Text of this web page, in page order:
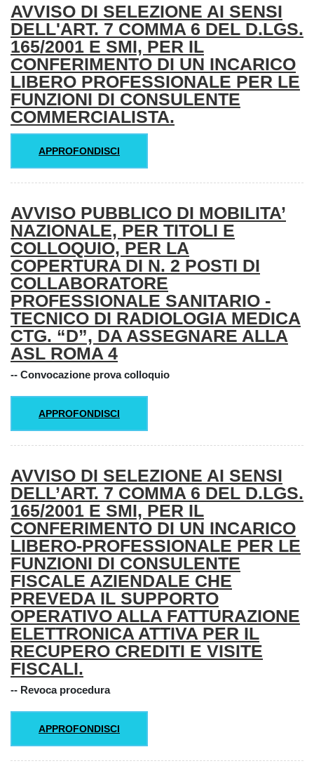
AVVISO DI SELEZIONE AI SENSI
DELL'ART. 7 COMMA 6 DEL D.LGS.
165/2001 E SMI, PER IL
CONFERIMENTO DI UN INCARICO
LIBERO PROFESSIONALE PER LE
FUNZIONI DI CONSULENTE
COMMERCIALISTA.
APPROFONDISCI
AVVISO PUBBLICO DI MOBILITA’
NAZIONALE, PER TITOLI E
COLLOQUIO, PER LA
COPERTURA DI N. 2 POSTI DI
COLLABORATORE
PROFESSIONALE SANITARIO -
TECNICO DI RADIOLOGIA MEDICA
CTG. “D”, DA ASSEGNARE ALLA
ASL ROMA 4
-- Convocazione prova colloquio
APPROFONDISCI
AVVISO DI SELEZIONE AI SENSI
DELL’ART. 7 COMMA 6 DEL D.LGS.
165/2001 E SMI, PER IL
CONFERIMENTO DI UN INCARICO
LIBERO-PROFESSIONALE PER LE
FUNZIONI DI CONSULENTE
FISCALE AZIENDALE CHE
PREVEDA IL SUPPORTO
OPERATIVO ALLA FATTURAZIONE
ELETTRONICA ATTIVA PER IL
RECUPERO CREDITI E VISITE
FISCALI.
-- Revoca procedura
APPROFONDISCI